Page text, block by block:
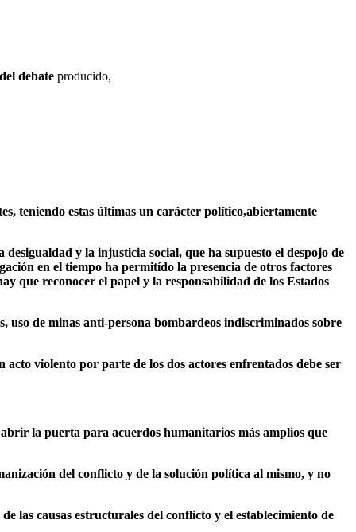
debate producido,
teniendo estas últimas un carácter político,abiertamente
y la injusticia social, que ha supuesto el despojo de
en el tiempo ha permitído la presencia de otros factores
que reconocer el papel y la responsabilidad de los Estados
uso de minas anti-persona bombardeos indiscriminados sobre
violento por parte de los dos actores enfrentados debe ser
la puerta para acuerdos humanitarios más amplios que
del conflicto y de la solución política al mismo, y no
las causas estructurales del conflicto y el establecimiento de